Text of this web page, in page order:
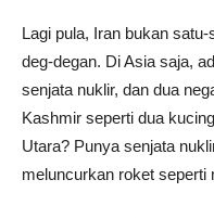
Lagi pula, Iran bukan
deg-degan. Di Asia saja,
senjata nuklir, dan dua
Kashmir seperti dua
Utara? Punya senjata
meluncurkan roket seperti